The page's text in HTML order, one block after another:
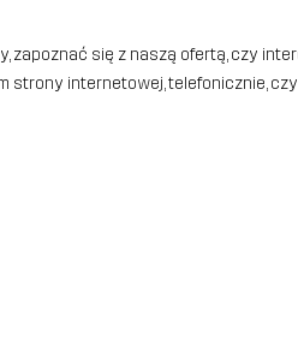
się z naszą ofertą, czy
internetowej, telefonicznie,